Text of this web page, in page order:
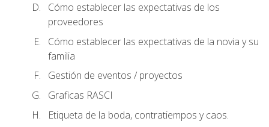
Cómo establecer las expectativas de los
proveedores
Cómo establecer las expectativas de la novia y su
familia
Gestión de eventos / proyectos
Graficas RASCI
Etiqueta de la boda, contratiempos y caos.